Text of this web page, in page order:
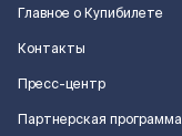
Главное о Купибилете
Контакты
Пресс-центр
Партнерская программа